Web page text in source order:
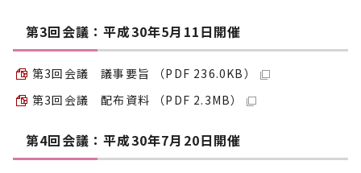
第3回会議：平成30年5月11日開催
第3回会議 議事要旨 （PDF 236.0KB）
第3回会議 配布資料 （PDF 2.3MB）
第4回会議：平成30年7月20日開催